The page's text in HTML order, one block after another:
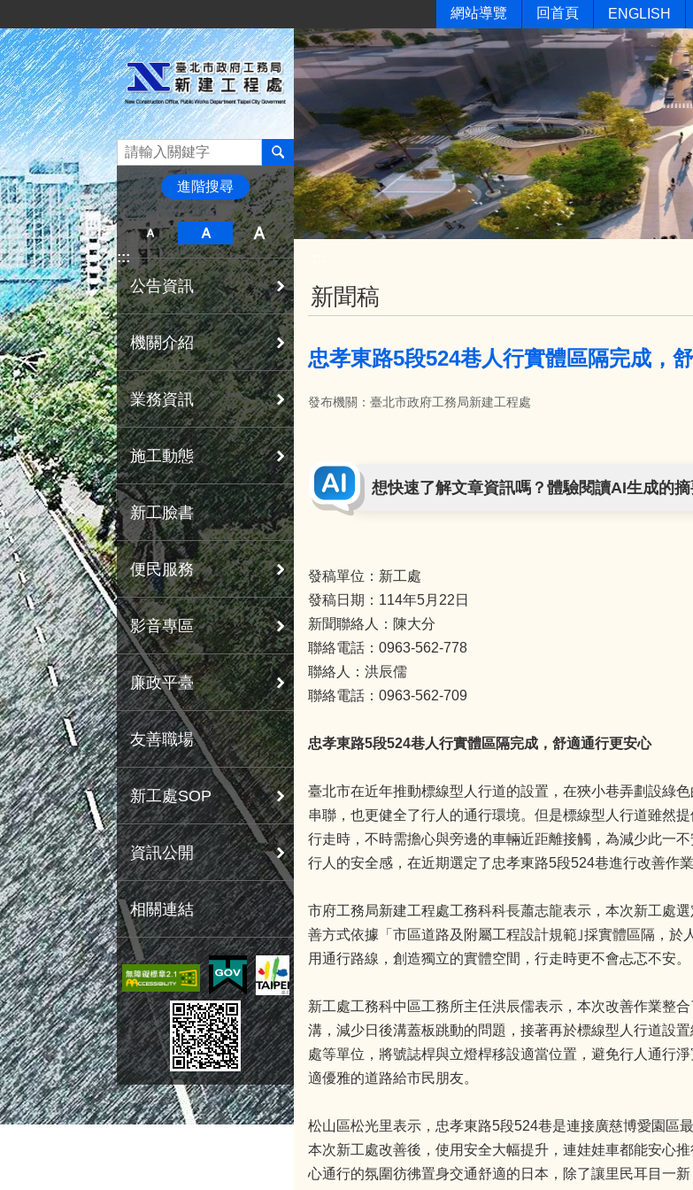
網站導覽 回首頁 ENGLISH
進階搜尋
:::
公告資訊
機關介紹
業務資訊
施工動態
新工臉書
便民服務
影音專區
廉政平臺
友善職場
新工處SOP
資訊公開
相關連結
新聞稿
忠孝東路5段524巷人行實體區隔完成，
發布機關：臺北市政府工務局新建工程處
想快速了解文章資訊嗎？體驗閱讀AI生成的摘
發稿單位：新工處
發稿日期：114年5月22日
新聞聯絡人：陳大分
聯絡電話：0963-562-778
聯絡人：洪辰儒
聯絡電話：0963-562-709
忠孝東路5段524巷人行實體區隔完成，舒適通行更安心
臺北市在近年推動標線型人行道的設置，在狹小巷弄劃設綠
串聯，也更健全了行人的通行環境。但是標線型人行道雖然
行走時，不時需擔心與旁邊的車輛近距離接觸，為減少此一
行人的安全感，在近期選定了忠孝東路5段524巷進行改善作
市府工務局新建工程處工務科科長蕭志龍表示，本次新工處
善方式依據「市區道路及附屬工程設計規範｣採實體區隔，
用通行路線，創造獨立的實體空間，行走時更不會忐忑不安。
新工處工務科中區工務所主任洪辰儒表示，本次改善作業整
溝，減少日後溝蓋板跳動的問題，接著再於標線型人行道設
處等單位，將號誌桿與立燈桿移設適當位置，避免行人通行
適優雅的道路給市民朋友。
松山區松光里表示，忠孝東路5段524巷是連接廣慈博愛園區
本次新工處改善後，使用安全大幅提升，連娃娃車都能安心
心通行的氛圍彷彿置身交通舒適的日本，除了讓里民耳目一